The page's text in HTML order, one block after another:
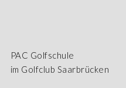
PAC Golfschule
im Golfclub Saarbrücken